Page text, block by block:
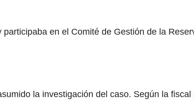
en el Comité de Gestión de la
la investigación del caso. Según la